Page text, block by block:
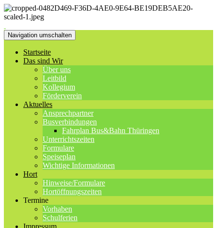
Navigation umschalten
Startseite
Das sind Wir
Über uns
Leitbild
Kollegium
Förderverein
Aktuelles
Ansprechpartner
Busverbindungen
Fahrplan Bus&Bahn Thüringen
Unterrichtszeiten
Formulare
Speiseplan
Wichtige Informationen
Hort
Hinweise/Formulare
Hortöffnungszeiten
Termine
Vorhaben
Schulferien
Impressum